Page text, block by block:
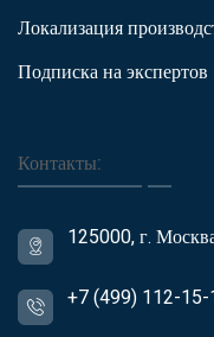
Локализация
Подписка на экспертов
Контакты:
125000, г.
+7 (499) 112-